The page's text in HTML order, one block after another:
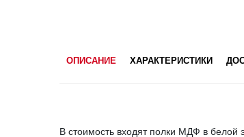
ОПИСАНИЕ ХАРАКТЕРИСТИКИ
В стоимость входят полки МДФ в белой